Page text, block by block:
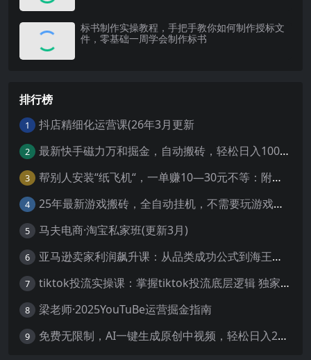
标书制作实操教程，手把手教你如何制作授标文
件，零基础一周学会制作标书
排行榜
1 抖店精细化运营课(26年3月更新
2 最新快手磁力万和掘金，自动搬砖，轻松日入100-200，操作简单
3 帮别人安装“纸飞机“，一单赚10—30元不等：附：免费节点
4 25年最新游戏搬砖，全自动挂机，不需要玩游戏，单手机操作日入300+
5 马夫电商·淘宝私家班(更新3月)
6 亚马逊卖家利润飙升课：从品类成功公式到海王打法，让每个SKU都成爆款一路飙升(更新26年3月
7 tiktok投流实操课：掌握tiktok投流底层逻辑 独家TK投流玩法
8 梁老师·2025YouTuBe运营掘金指南
9 免费无限制，AI一键生成原创中视频，轻松日入2000+，超简单，可矩阵，…